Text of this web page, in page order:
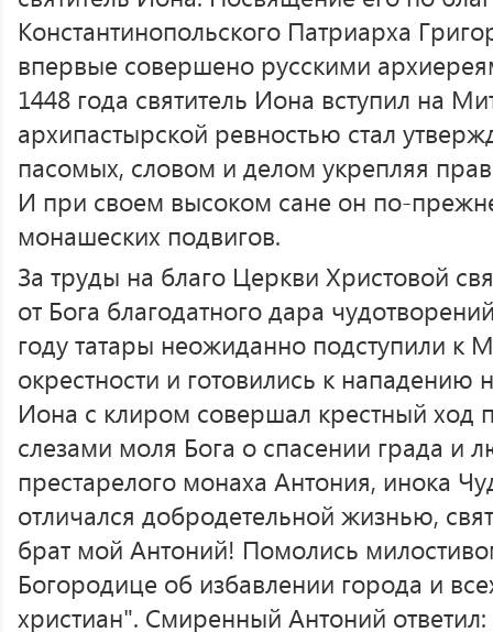
Константинопольского Патриарха
впервые совершено русскими
1448 года святитель Иона вступил на
архипастырской ревностью стал
пасомых, словом и делом укрепляя
И при своем высоком сане он по-
монашеских подвигов.
За труды на благо Церкви Христовой
от Бога благодатного дара
году татары неожиданно подступили к
окрестности и готовились к нападению
Иона с клиром совершал крестный ход
слезами моля Бога о спасении града и
престарелого монаха Антония, инока
отличался добродетельной жизнью,
брат мой Антоний! Помолись
Богородице об избавлении города и
христиан". Смиренный Антоний ответил: